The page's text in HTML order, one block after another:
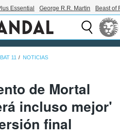
Essential George R.R. Martin Beast of
11 NOTICIAS
de Mortal
incluso mejor'
final